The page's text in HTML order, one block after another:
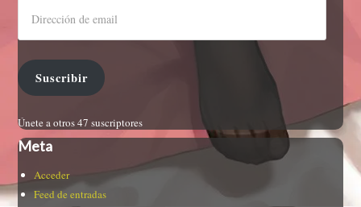
Suscribir
Únete a otros 47 suscriptores
Meta
Acceder
Feed de entradas